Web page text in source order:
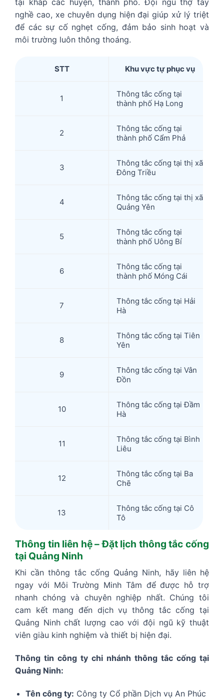
nghề cao, xe chuyên dụng hiện đại giúp xử lý triệt
để các sự cố nghẹt cống, đảm bảo sinh hoạt và
môi trường luôn thông thoáng.
STT Khu vực tự phục vụ
1
Thông tắc cống tại
thành phố Hạ Long
2
Thông tắc cống tại
thành phố Cẩm Phả
3
Thông tắc cống tại thị xã
Đông Triều
4
Thông tắc cống tại thị xã
Quảng Yên
5
Thông tắc cống tại
thành phố Uông Bí
6
Thông tắc cống tại
thành phố Móng Cái
7
Thông tắc cống tại Hải
Hà
8
Thông tắc cống tại Tiên
Yên
9
Thông tắc cống tại Vân
Đồn
10
Thông tắc cống tại Đầm
Hà
11
Thông tắc cống tại Bình
Liêu
12
Thông tắc cống tại Ba
Chẽ
13
Thông tắc cống tại Cô
Tô
Thông tin liên hệ – Đặt lịch thông tắc cống
tại Quảng Ninh
Khi cần thông tắc cống Quảng Ninh, hãy liên hệ
ngay với Môi Trường Minh Tâm để được hỗ trợ
nhanh chóng và chuyên nghiệp nhất. Chúng tôi
cam kết mang đến dịch vụ thông tắc cống tại
Quảng Ninh chất lượng cao với đội ngũ kỹ thuật
viên giàu kinh nghiệm và thiết bị hiện đại.
Thông tin công ty chi nhánh thông tắc cống tại
Quảng Ninh:
Tên công ty: Công ty Cổ phần Dịch vụ An Phúc